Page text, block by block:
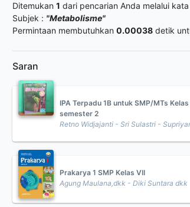
Ditemukan 1 dari pencarian Anda melalui
Subjek : "Metabolisme"
Permintaan membutuhkan 0.00038 detik
Saran
IPA Terpadu 1B untuk SMP/MTs Kelas
semester 2
Retno Widjajanti - Sri Sulastri -
Prakarya 1 SMP Kelas VII
Agung Maulana,dkk - Diki Suntara dkk